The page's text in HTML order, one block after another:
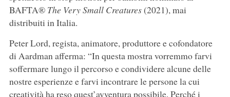
BAFTA® The Very Small Creatures(2021), mai
distribuiti in Italia.
Peter Lord, regista, animatore, produttore e cofondatore
di Aardman afferma: “In questa mostra vorremmo farvi
soffermare lungo il percorso e condividere alcune delle
nostre esperienze e farvi incontrare le persone la cui
creatività ha reso quest’avventura possibile. Perché i